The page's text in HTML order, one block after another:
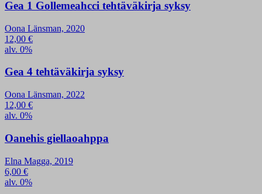
Gea 1 Gollemeahcci tehtäväkirja syksy
Oona Länsman, 2020
12,00 €
alv. 0%
Gea 4 tehtäväkirja syksy
Oona Länsman, 2022
12,00 €
alv. 0%
Oanehis giellaoahppa
Elna Magga, 2019
6,00 €
alv. 0%